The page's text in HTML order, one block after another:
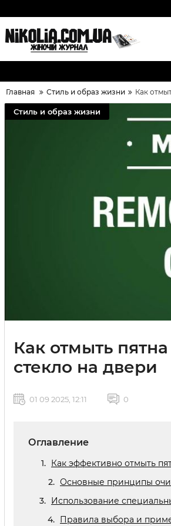
Главная Стиль и образ жизни Как
Стиль и образ жизни
Как отмыть
стекло на двери
01 09 2025, 12:11 0
Оглавление
Как эффективно отмыть
Основные принципы
Использование
Правила выбора и